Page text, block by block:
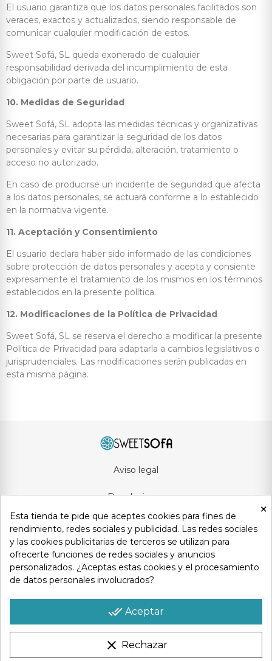
El usuario garantiza que los datos personales facilitados son
veraces, exactos y actualizados, siendo responsable de
comunicar cualquier modificación de estos.
Sweet Sofá, SL queda exonerado de cualquier
responsabilidad derivada del incumplimiento de esta
obligación por parte de usuario.
10. Medidas de Seguridad
Sweet Sofá, SL adopta las medidas técnicas y organizativas
necesarias para garantizar la seguridad de los datos
personales y evitar su pérdida, alteración, tratamiento o
acceso no autorizado.
En caso de producirse un incidente de seguridad que afecta
a los datos personales, se actuará conforme a lo establecido
en la normativa vigente.
11. Aceptación y Consentimiento
El usuario declara haber sido informado de las condiciones
sobre protección de datos personales y acepta y consiente
expresamente el tratamiento de los mismos en los términos
establecidos en la presente política.
12. Modificaciones de la Política de Privacidad
Sweet Sofá, SL se reserva el derecho a modificar la presente
Política de Privacidad para adaptarla a cambios legislativos o
jurisprudenciales. Las modificaciones serán publicadas en
esta misma página.
Aviso legal
Devoluciones
Condiciones generales
Privacidad y protección de datos
Política de cookies
Copyright © 2025Sweetsofa. Todos los derechos reservados
×
Esta tienda te pide que aceptes cookies para fines de
rendimiento, redes sociales y publicidad. Las redes sociales
y las cookies publicitarias de terceros se utilizan para
ofrecerte funciones de redes sociales y anuncios
personalizados. ¿Aceptas estas cookies y el procesamiento
de datos personales involucrados?
done_all Aceptar
clear Rechazar